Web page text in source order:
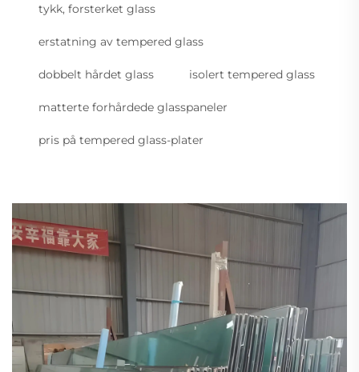
tykk, forsterket glass
erstatning av tempered glass
dobbelt hårdet glass isolert tempered glass
matterte forhårdede glasspaneler
pris på tempered glass-plater